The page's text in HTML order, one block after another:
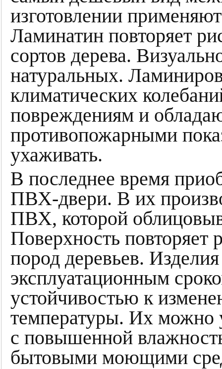
изготовлении
Ламинатин повторяет
сортов дерева.
натуральных.
климатических
повреждениям и
противопожарными
ухаживать.
В последнее время
ПВХ-двери. В их
ПВХ, которой
Поверхность повторяет
пород деревьев.
эксплуатационным
устойчивостью к
температуры. Их можно
с повышенной
бытовыми моющими